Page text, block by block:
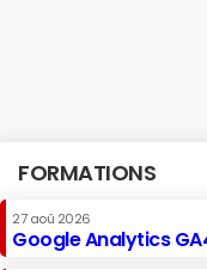
FORMATIONS
27 aoû 2026
Google Analytics